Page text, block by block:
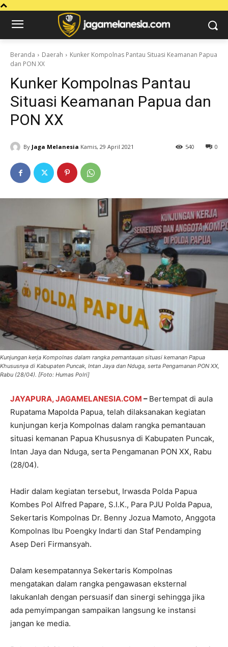
Beranda Daerah
Kunker Kompolnas Pantau Situasi Keamanan Papua
dan PON XX
Kunker Kompolnas Pantau
Situasi Keamanan Papua dan
PON XX
By Jaga Melanesia Kamis, 29 April 2021 0
540
Kunjungan kerja Kompolnas dalam rangka pemantauan situasi kemanan Papua
Khususnya di Kabupaten Puncak, Intan Jaya dan Nduga, serta Pengamanan PON XX,
Rabu (28/04). [Foto: Humas Polri]
JAYAPURA, JAGAMELANESIA.COM – Bertempat di aula
Rupatama Mapolda Papua, telah dilaksanakan kegiatan
kunjungan kerja Kompolnas dalam rangka pemantauan
situasi kemanan Papua Khususnya di Kabupaten Puncak,
Intan Jaya dan Nduga, serta Pengamanan PON XX, Rabu
(28/04).
Hadir dalam kegiatan tersebut, Irwasda Polda Papua
Kombes Pol Alfred Papare, S.I.K., Para PJU Polda Papua,
Sekertaris Kompolnas Dr. Benny Jozua Mamoto, Anggota
Kompolnas Ibu Poengky Indarti dan Staf Pendamping
Asep Deri Firmansyah.
Dalam kesempatannya Sekertaris Kompolnas
mengatakan dalam rangka pengawasan eksternal
lakukanlah dengan persuasif dan sinergi sehingga jika
ada pemyimpangan sampaikan langsung ke instansi
jangan ke media.